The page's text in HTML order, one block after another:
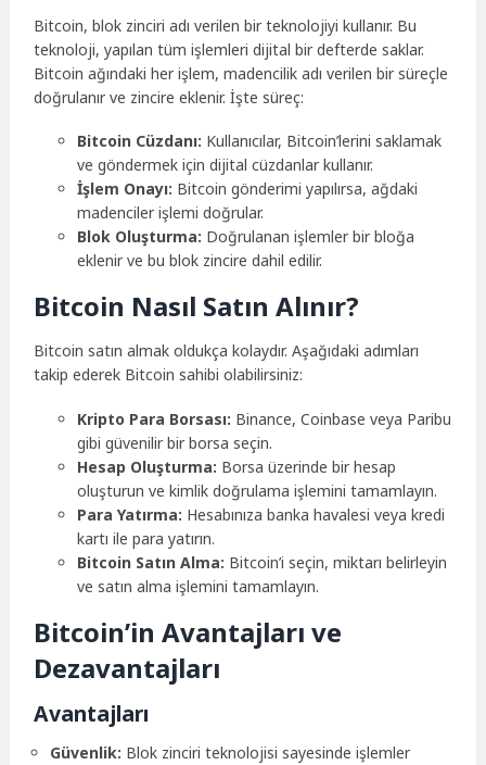
Bitcoin, blok zinciri adı verilen bir teknolojiyi kullanır. Bu
teknoloji, yapılan tüm işlemleri dijital bir defterde saklar.
Bitcoin ağındaki her işlem, madencilik adı verilen bir süreçle
doğrulanır ve zincire eklenir. İşte süreç:
Bitcoin Cüzdanı: Kullanıcılar, Bitcoin’lerini saklamak
ve göndermek için dijital cüzdanlar kullanır.
İşlem Onayı: Bitcoin gönderimi yapılırsa, ağdaki
madenciler işlemi doğrular.
Blok Oluşturma: Doğrulanan işlemler bir bloğa
eklenir ve bu blok zincire dahil edilir.
Bitcoin Nasıl Satın Alınır?
Bitcoin satın almak oldukça kolaydır. Aşağıdaki adımları
takip ederek Bitcoin sahibi olabilirsiniz:
Kripto Para Borsası: Binance, Coinbase veya Paribu
gibi güvenilir bir borsa seçin.
Hesap Oluşturma: Borsa üzerinde bir hesap
oluşturun ve kimlik doğrulama işlemini tamamlayın.
Para Yatırma: Hesabınıza banka havalesi veya kredi
kartı ile para yatırın.
Bitcoin Satın Alma: Bitcoin’i seçin, miktarı belirleyin
ve satın alma işlemini tamamlayın.
Bitcoin’in Avantajları ve
Dezavantajları
Avantajları
Güvenlik: Blok zinciri teknolojisi sayesinde işlemler